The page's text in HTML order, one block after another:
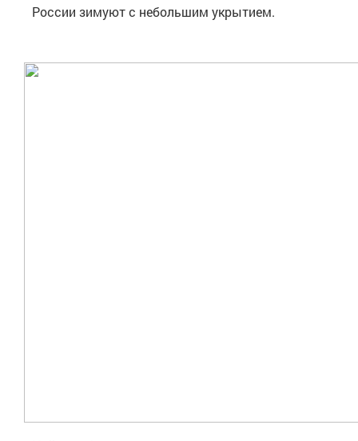
России зимуют с небольшим укрытием.